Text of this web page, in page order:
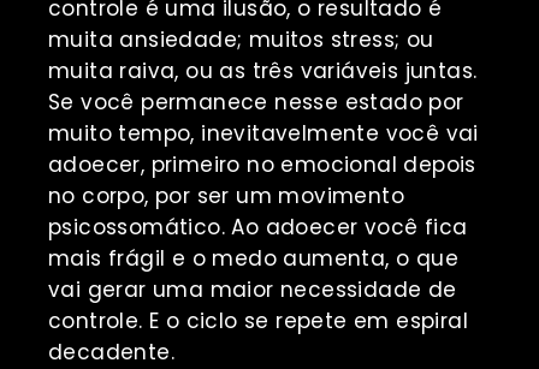
controle é uma ilusão, o resultado é
muita ansiedade; muitos stress; ou
muita raiva, ou as três variáveis juntas.
Se você permanece nesse estado por
muito tempo, inevitavelmente você vai
adoecer, primeiro no emocional depois
no corpo, por ser um movimento
psicossomático. Ao adoecer você fica
mais frágil e o medo aumenta, o que
vai gerar uma maior necessidade de
controle. E o ciclo se repete em espiral
decadente.